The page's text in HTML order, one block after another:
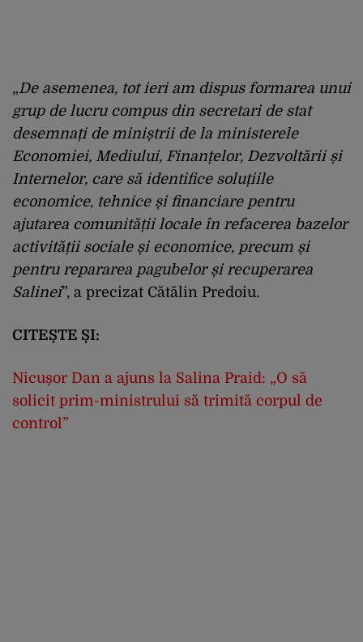
„De asemenea, tot ieri am dispus formarea unui
grup de lucru compus din secretari de stat
desemnați de miniștrii de la ministerele
Economiei, Mediului, Finanțelor, Dezvoltării și
Internelor, care să identifice soluțiile
economice, tehnice și financiare pentru
ajutarea comunității locale în refacerea bazelor
activității sociale și economice, precum și
pentru repararea pagubelor și recuperarea
Salinei”, a precizat Cătălin Predoiu.
CITEȘTE ȘI:
Nicușor Dan a ajuns la Salina Praid: „O să
solicit prim-ministrului să trimită corpul de
control”